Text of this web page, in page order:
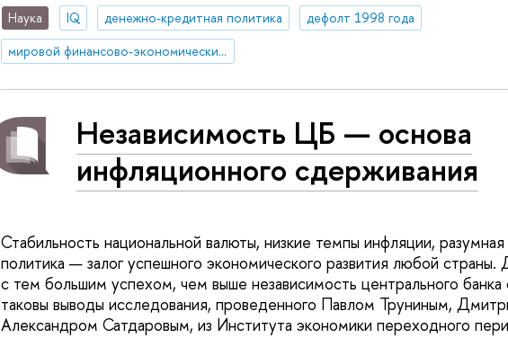
Наука IQ денежно-кредитная политика
дефолт 1998 года
мировой финансово-экономический кризис
Независимость ЦБ — основа
инфляционного сдерживания
Стабильность национальной валюты, низкие темпы инфляции,
политика — залог успешного экономического развития любой страны.
с тем большим успехом, чем выше независимость центрального банка
таковы выводы исследования, проведенного Павлом Труниным,
Александром Сатдаровым, из Института экономики переходного